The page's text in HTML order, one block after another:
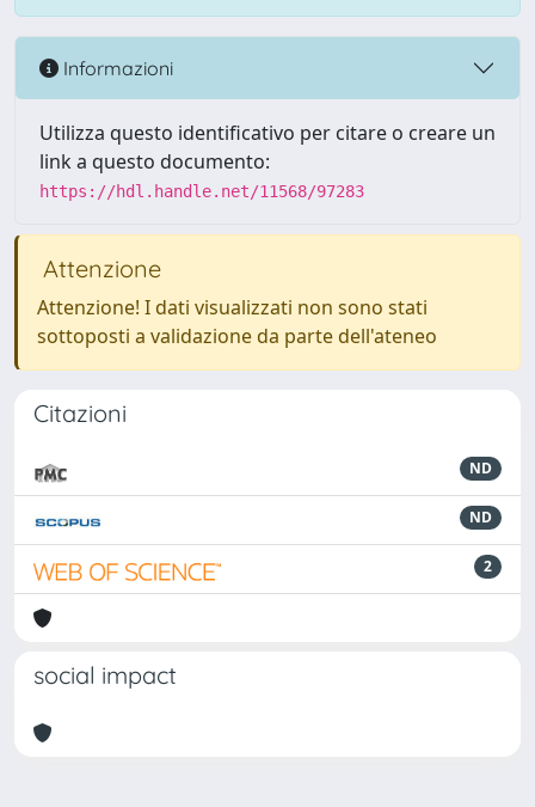
Informazioni
Utilizza questo identificativo per citare o creare un
link a questo documento:
https://hdl.handle.net/11568/97283
Attenzione
Attenzione! I dati visualizzati non sono stati
sottoposti a validazione da parte dell'ateneo
Citazioni
ND
ND
2
social impact